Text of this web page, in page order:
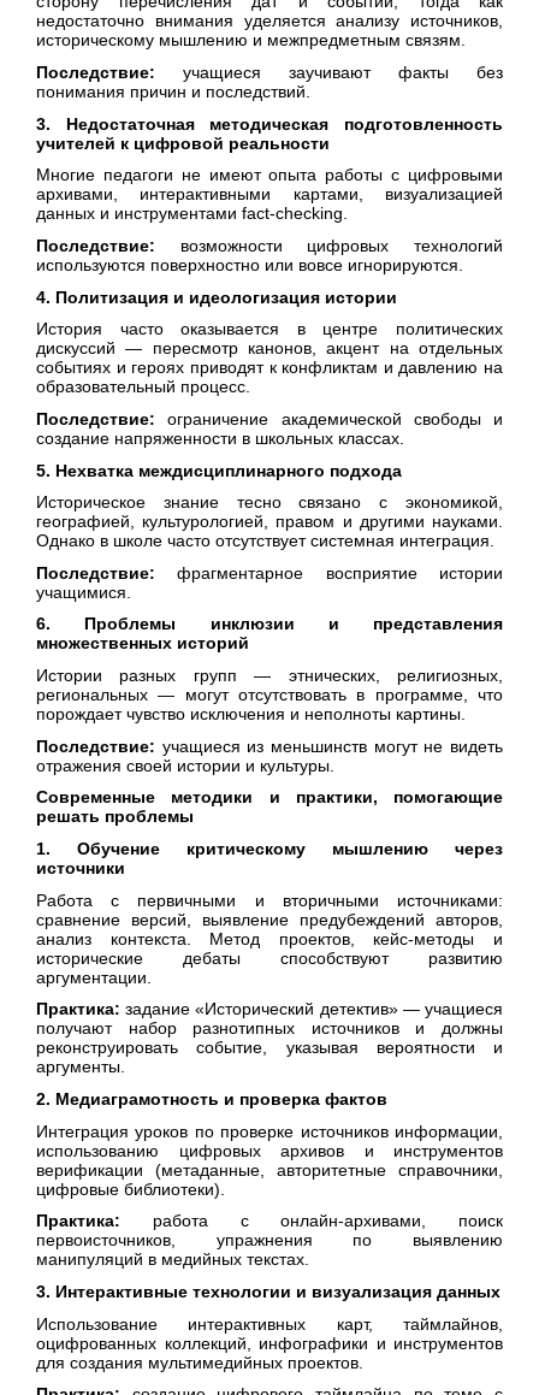
недостаточно внимания уделяется анализу источников,
историческому мышлению и межпредметным связям.
Последствие: учащиеся заучивают факты без
понимания причин и последствий.
3. Недостаточная методическая подготовленность
учителей к цифровой реальности
Многие педагоги не имеют опыта работы с цифровыми
архивами, интерактивными картами, визуализацией
данных и инструментами fact-checking.
Последствие: возможности цифровых технологий
используются поверхностно или вовсе игнорируются.
4. Политизация и идеологизация истории
История часто оказывается в центре политических
дискуссий — пересмотр канонов, акцент на отдельных
событиях и героях приводят к конфликтам и давлению на
образовательный процесс.
Последствие: ограничение академической свободы и
создание напряженности в школьных классах.
5. Нехватка междисциплинарного подхода
Историческое знание тесно связано с экономикой,
географией, культурологией, правом и другими науками.
Однако в школе часто отсутствует системная интеграция.
Последствие: фрагментарное восприятие истории
учащимися.
6. Проблемы инклюзии и представления
множественных историй
Истории разных групп — этнических, религиозных,
региональных — могут отсутствовать в программе, что
порождает чувство исключения и неполноты картины.
Последствие: учащиеся из меньшинств могут не видеть
отражения своей истории и культуры.
Современные методики и практики, помогающие
решать проблемы
1. Обучение критическому мышлению через
источники
Работа с первичными и вторичными источниками:
сравнение версий, выявление предубеждений авторов,
анализ контекста. Метод проектов, кейс-методы и
исторические дебаты способствуют развитию
аргументации.
Практика: задание «Исторический детектив» — учащиеся
получают набор разнотипных источников и должны
реконструировать событие, указывая вероятности и
аргументы.
2. Медиаграмотность и проверка фактов
Интеграция уроков по проверке источников информации,
использованию цифровых архивов и инструментов
верификации (метаданные, авторитетные справочники,
цифровые библиотеки).
Практика: работа с онлайн-архивами, поиск
первоисточников, упражнения по выявлению
манипуляций в медийных текстах.
3. Интерактивные технологии и визуализация данных
Использование интерактивных карт, таймлайнов,
оцифрованных коллекций, инфографики и инструментов
для создания мультимедийных проектов.